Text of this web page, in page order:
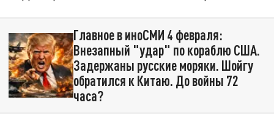
Главное в иноСМИ 4 февраля:
Внезапный "удар" по кораблю США.
Задержаны русские моряки. Шойгу
обратился к Китаю. До войны 72
часа?